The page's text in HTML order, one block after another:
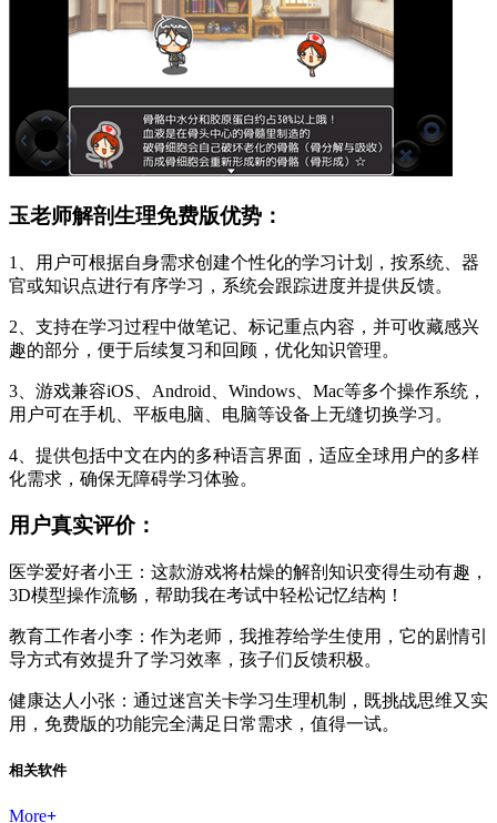
玉老师解剖生理免费版优势：
1、用户可根据自身需求创建个性化的学习计划，按系统、器
官或知识点进行有序学习，系统会跟踪进度并提供反馈。
2、支持在学习过程中做笔记、标记重点内容，并可收藏感兴
趣的部分，便于后续复习和回顾，优化知识管理。
3、游戏兼容iOS、Android、Windows、Mac等多个操作系统，
用户可在手机、平板电脑、电脑等设备上无缝切换学习。
4、提供包括中文在内的多种语言界面，适应全球用户的多样
化需求，确保无障碍学习体验。
用户真实评价：
医学爱好者小王：这款游戏将枯燥的解剖知识变得生动有趣，
3D模型操作流畅，帮助我在考试中轻松记忆结构！
教育工作者小李：作为老师，我推荐给学生使用，它的剧情引
导方式有效提升了学习效率，孩子们反馈积极。
健康达人小张：通过迷宫关卡学习生理机制，既挑战思维又实
用，免费版的功能完全满足日常需求，值得一试。
相关软件
More+